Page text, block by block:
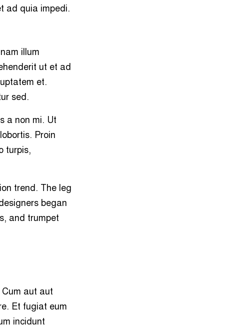
ad quia impedi.
illum
ut et ad
et.
sed.
a non mi. Ut
Proin
turpis,
trend. The leg
began
and trumpet
aut aut
Et fugiat eum
incidunt